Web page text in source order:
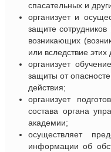
спасательных и
организует и
защите
возникающих
или вследствие этих
организует
защиты от
действия;
организует
состава органа
академии;
осуществляет
информации об